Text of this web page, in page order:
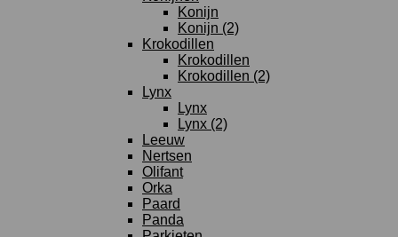
Konijn
Konijn (2)
Krokodillen
Krokodillen
Krokodillen (2)
Lynx
Lynx
Lynx (2)
Leeuw
Nertsen
Olifant
Orka
Paard
Panda